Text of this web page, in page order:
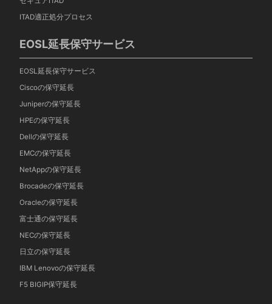
ITAD適正処分プロセス
EOSL延長保守サービス
EOSL延長保守サービス
Ciscoの保守延長
Juniperの保守延長
HPEの保守延長
Dellの保守延長
EMCの保守延長
NetAppの保守延長
Brocadeの保守延長
Oracleの保守延長
富士通の保守延長
NECの保守延長
日立の保守延長
IBM Lenovoの保守延長
F5 BIGIP保守延長